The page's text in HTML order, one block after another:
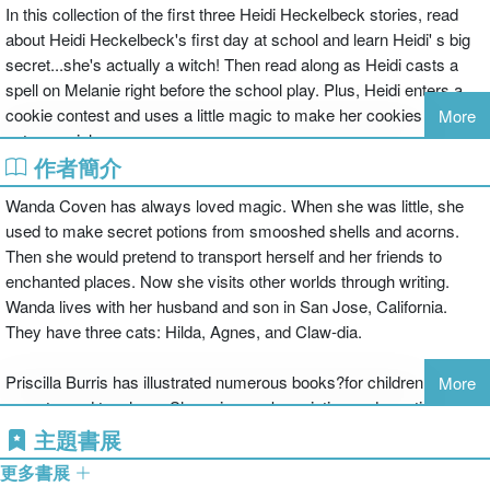
In this collection of the first three Heidi Heckelbeck stories, read
about Heidi Heckelbeck's first day at school and learn Heidi' s big
secret...she's actually a witch! Then read along as Heidi casts a
spell on Melanie right before the school play. Plus, Heidi enters a
cookie contest and uses a little magic to make her cookies
extraspecial.
Included in this chapter book bind-up are:
#1 Heidi Heckelbeck Has a Secret
#2 Heidi Heckelbeck Casts a Spell
#3 Heidi Heckelbeck and the Cookie Contest
More
作者簡介
Wanda Coven has always loved magic. When she was little, she
used to make secret potions from smooshed shells and acorns.
Then she would pretend to transport herself and her friends to
enchanted places. Now she visits other worlds through writing.
Wanda lives with her husband and son in San Jose, California.
They have three cats: Hilda, Agnes, and Claw-dia.
Priscilla Burris has illustrated numerous books?for children,
parents, and teachers. She enjoys cake painting and creating art
for products that include murals, greeting cards, and rubber
stamps. Priscilla lives with her family in Southern California.
More
主題書展
更多書展